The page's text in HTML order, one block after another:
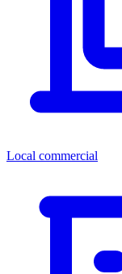
Local commercial